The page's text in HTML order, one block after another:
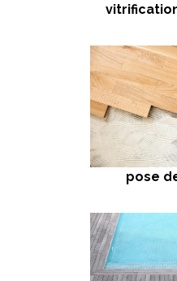
pose